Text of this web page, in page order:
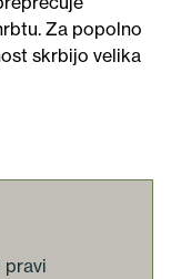
Za popolno
skrbijo velika
pravi